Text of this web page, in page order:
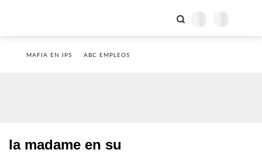
MAFIA EN IPS ABC EMPLEOS
la madame en su